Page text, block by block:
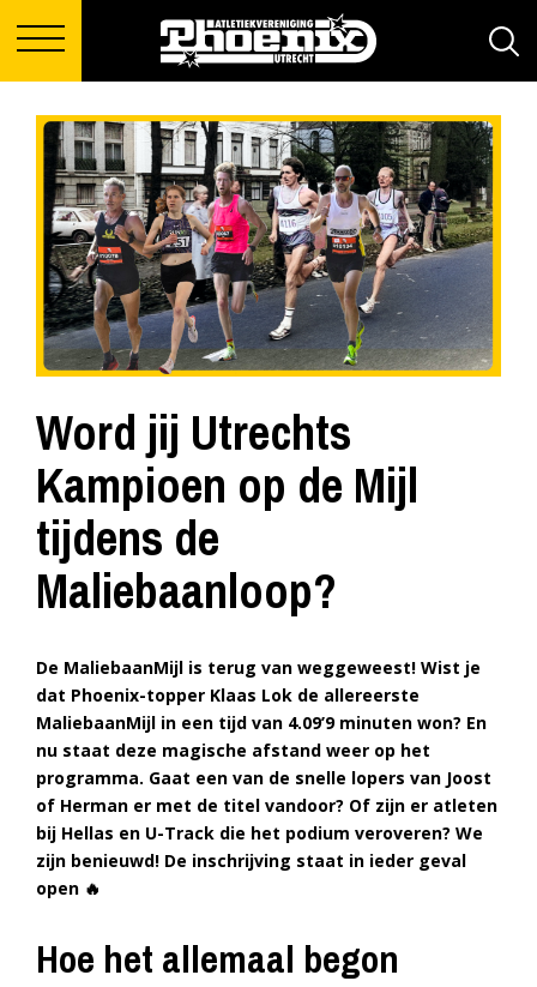
Word jij Utrechts
Kampioen op de Mijl
tijdens de
Maliebaanloop?
De MaliebaanMijl is terug van weggeweest! Wist je
dat Phoenix-topper Klaas Lok de allereerste
MaliebaanMijl in een tijd van 4.09’9 minuten won? En
nu staat deze magische afstand weer op het
programma. Gaat een van de snelle lopers van Joost
of Herman er met de titel vandoor? Of zijn er atleten
bij Hellas en U-Track die het podium veroveren? We
zijn benieuwd! De inschrijving staat in ieder geval
open 🔥
Hoe het allemaal begon